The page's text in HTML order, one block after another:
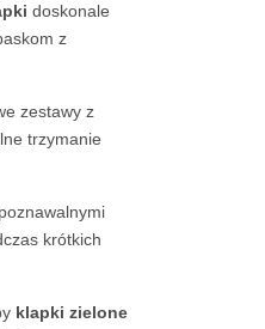
doskonale
z
zestawy z
trzymanie
krótkich
klapki zielone